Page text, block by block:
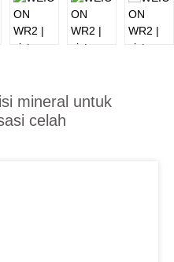
mineral untuk
celah